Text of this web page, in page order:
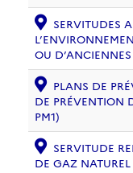
SERVITUDES
OU
PLANS DE
DE PRÉVENTION
PM1)
SERVITUDE
DE GAZ